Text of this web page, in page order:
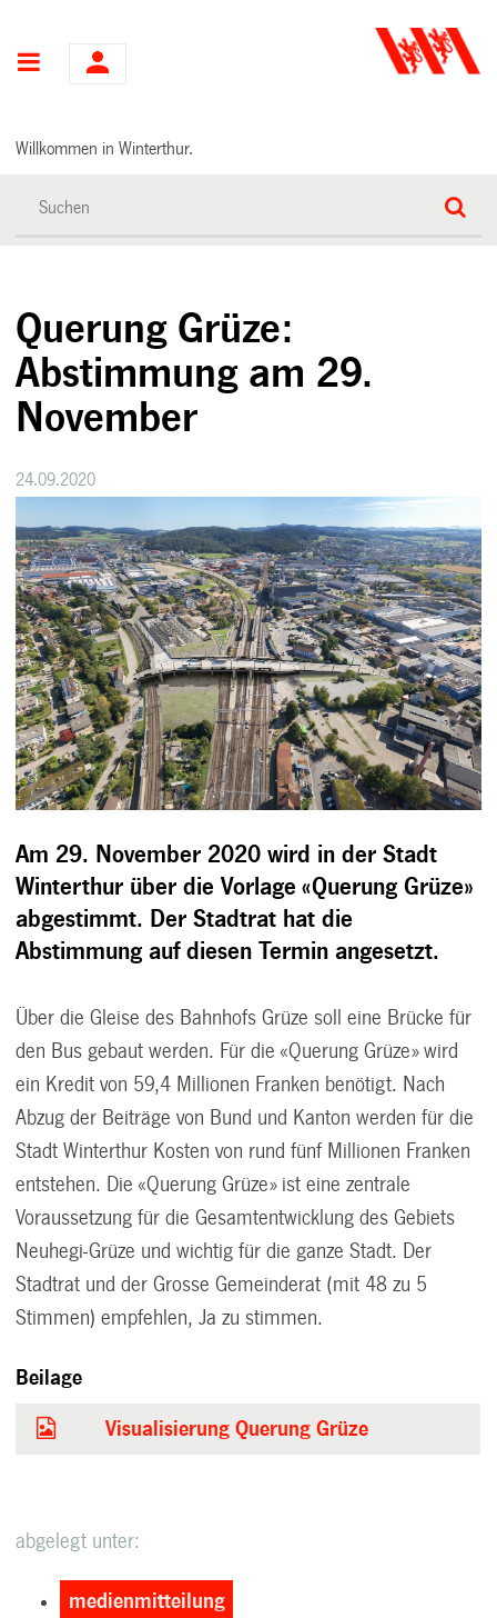
Hauptnavigation
Willkommen in Winterthur.
Querung Grüze:
Abstimmung am 29.
November
24.09.2020
Am 29. November 2020 wird in der Stadt
Winterthur über die Vorlage «Querung Grüze»
abgestimmt. Der Stadtrat hat die
Abstimmung auf diesen Termin angesetzt.
Über die Gleise des Bahnhofs Grüze soll eine Brücke für
den Bus gebaut werden. Für die «Querung Grüze» wird
ein Kredit von 59,4 Millionen Franken benötigt. Nach
Abzug der Beiträge von Bund und Kanton werden für die
Stadt Winterthur Kosten von rund fünf Millionen Franken
entstehen. Die «Querung Grüze» ist eine zentrale
Voraussetzung für die Gesamtentwicklung des Gebiets
Neuhegi-Grüze und wichtig für die ganze Stadt. Der
Stadtrat und der Grosse Gemeinderat (mit 48 zu 5
Stimmen) empfehlen, Ja zu stimmen.
Beilage
Visualisierung Querung Grüze
abgelegt unter:
medienmitteilung